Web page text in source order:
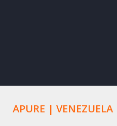
APURE | VENEZUELA